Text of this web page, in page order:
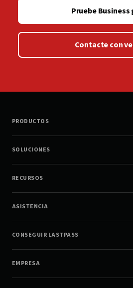
Pruebe Business
Contacte con
PRODUCTOS
SOLUCIONES
RECURSOS
ASISTENCIA
CONSEGUIR LASTPASS
EMPRESA